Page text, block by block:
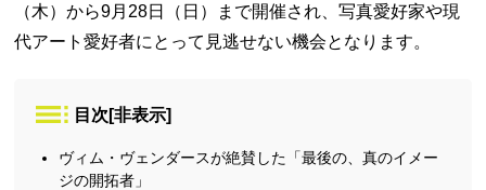
（木）から9月28日（日）まで開催され、写真愛好家や現
代アート愛好者にとって見逃せない機会となります。
目次 [非表示]
ヴィム・ヴェンダースが絶賛した「最後の、真のイメー
ジの開拓者」